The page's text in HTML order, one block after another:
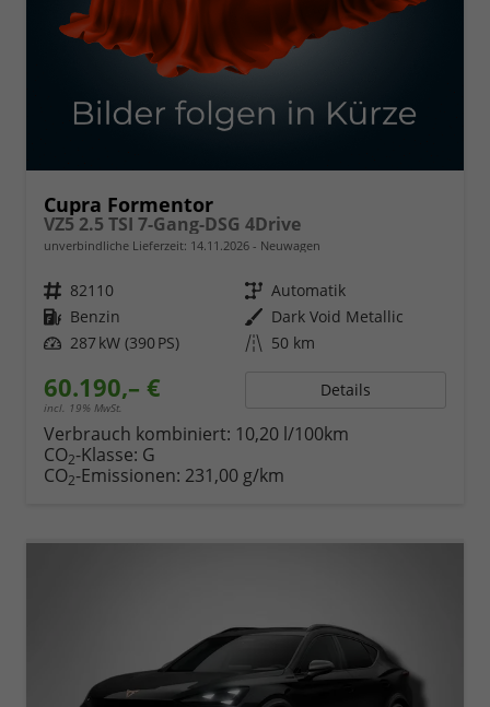
Cupra Formentor
VZ5 2.5 TSI 7-Gang-DSG 4Drive
unverbindliche Lieferzeit: 14.11.2026 Neuwagen
Fahrzeugnr. 82110 Getriebe Automatik
Kraftstoff Benzin Außenfarbe Dark Void Metallic
Leistung 287 kW (390 PS) Kilometerstand 50 km
60.190,– €
incl. 19% MwSt.
Details
Verbrauch kombiniert: 10,20 l/100km
CO2-Klasse: G
CO2-Emissionen: 231,00 g/km